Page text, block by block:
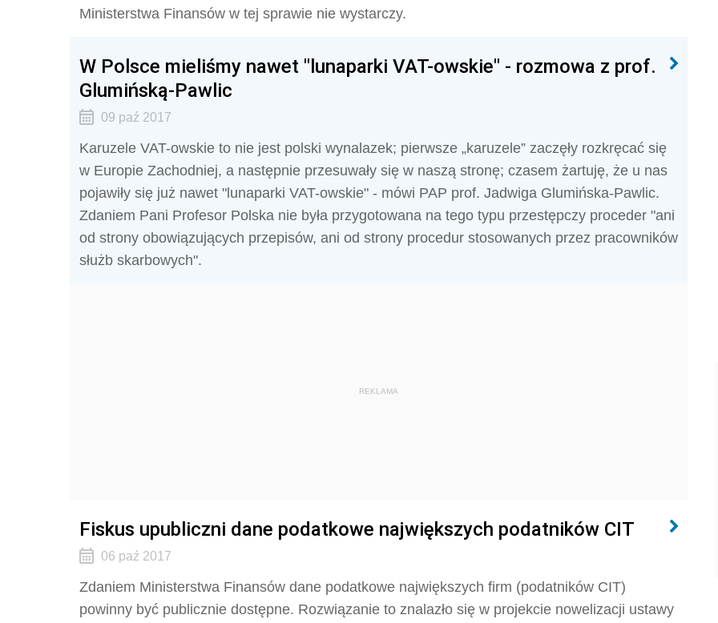
Ministerstwa Finansów w tej sprawie nie wystarczy.
W Polsce mieliśmy nawet "lunaparki VAT-owskie" - rozmowa z prof.
Glumińską-Pawlic
09 paź 2017
Karuzele VAT-owskie to nie jest polski wynalazek; pierwsze „karuzele” zaczęły rozkręcać się
w Europie Zachodniej, a następnie przesuwały się w naszą stronę; czasem żartuję, że u nas
pojawiły się już nawet "lunaparki VAT-owskie" - mówi PAP prof. Jadwiga Glumińska-Pawlic.
Zdaniem Pani Profesor Polska nie była przygotowana na tego typu przestępczy proceder "ani
od strony obowiązujących przepisów, ani od strony procedur stosowanych przez pracowników
służb skarbowych".
REKLAMA
Fiskus upubliczni dane podatkowe największych podatników CIT
06 paź 2017
Zdaniem Ministerstwa Finansów dane podatkowe największych firm (podatników CIT)
powinny być publicznie dostępne. Rozwiązanie to znalazło się w projekcie nowelizacji ustawy